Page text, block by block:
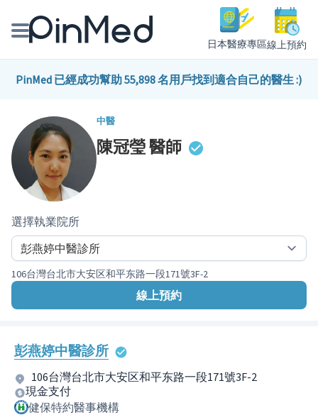
日本醫療專區線上預約
線上預約醫師、院所
醫師專欄專訪
健康主題館
PinMed 已經成功幫助 55,898 名用戶找到適合自己的醫生 :)
中醫
陳冠瑩醫師
選擇執業院所
106台灣台北市大安区和平东路一段171號3F-2
線上預約
彭燕婷中醫診所
106台灣台北市大安区和平东路一段171號3F-2
現金支付
健保特約醫事機構